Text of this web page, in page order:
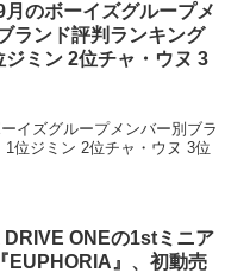
月のボーイズグループメ
ランド評判ランキング
ジミン 2位チャ・ウヌ 3
イズグループメンバー別ブラ
位ジミン 2位チャ・ウヌ 3位
ONEの1stミニア
EUPHORIA』、初動売